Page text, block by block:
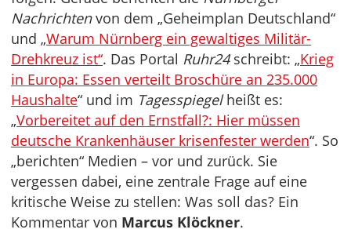
Nachrichtenvon dem „Geheimplan Deutschland“
und „Warum Nürnberg ein gewaltiges Militär-
Drehkreuz ist“. Das Portal Ruhr24schreibt: „Krieg
in Europa: Essen verteilt Broschüre an 235.000
Haushalte“ und im Tagesspiegelheißt es:
„Vorbereitet auf den Ernstfall?: Hier müssen
deutsche Krankenhäuser krisenfester werden“. So
„berichten“ Medien – vor und zurück. Sie
vergessen dabei, eine zentrale Frage auf eine
kritische Weise zu stellen: Was soll das? Ein
Kommentar von Marcus Klöckner.